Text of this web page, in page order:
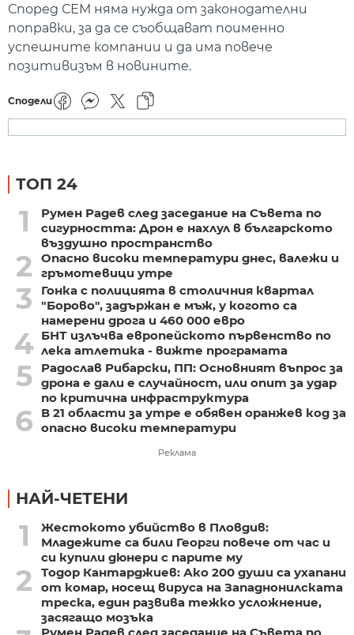
Според СЕМ няма нужда от законодателни
поправки, за да се съобщават поименно
успешните компании и да има повече
позитивизъм в новините.
Сподели
ТОП 24
1
Румен Радев след заседание на Съвета по
сигурността: Дрон е нахлул в българското
въздушно пространство
2
Опасно високи температури днес, валежи и
гръмотевици утре
3
Гонка с полицията в столичния квартал
"Борово", задържан е мъж, у когото са
намерени дрога и 460 000 евро
4 БНТ излъчва европейското първенство по
лека атлетика - вижте програмата
5
Радослав Рибарски, ПП: Основният въпрос за
дрона е дали е случайност, или опит за удар
по критична инфраструктура
6
В 21 области за утре е обявен оранжев код за
опасно високи температури
Реклама
НАЙ-ЧЕТЕНИ
1
Жестокото убийство в Пловдив:
Младежите са били Георги повече от час и
си купили дюнери с парите му
2
Тодор Кантарджиев: Ако 200 души са ухапани
от комар, носещ вируса на Западнонилската
треска, един развива тежко усложнение,
засягащо мозъка